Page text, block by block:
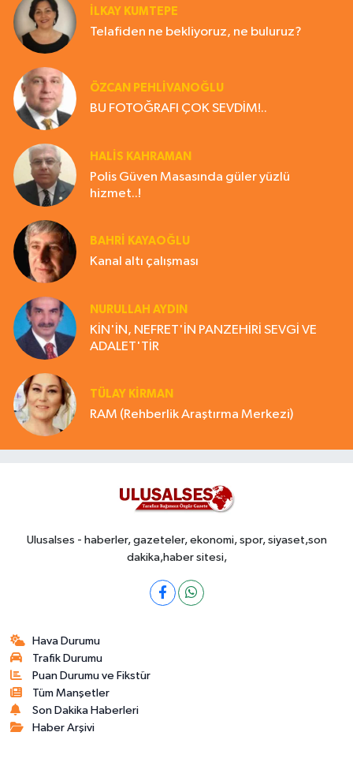
İLKAY KUMTEPE
Telafiden ne bekliyoruz, ne buluruz?
ÖZCAN PEHLİVANOĞLU
BU FOTOĞRAFI ÇOK SEVDİM!..
HALIS KAHRAMAN
Polis Güven Masasında güler yüzlü
hizmet..!
BAHRI KAYAOĞLU
Kanal altı çalışması
NURULLAH AYDIN
KİN'İN, NEFRET'İN PANZEHİRİ SEVGİ VE
ADALET'TİR
TÜLAY KİRMAN
RAM (Rehberlik Araştırma Merkezi)
Ulusalses - haberler, gazeteler, ekonomi, spor, siyaset,son
dakika,haber sitesi,
Hava Durumu
Trafik Durumu
Puan Durumu ve Fikstür
Tüm Manşetler
Son Dakika Haberleri
Haber Arşivi